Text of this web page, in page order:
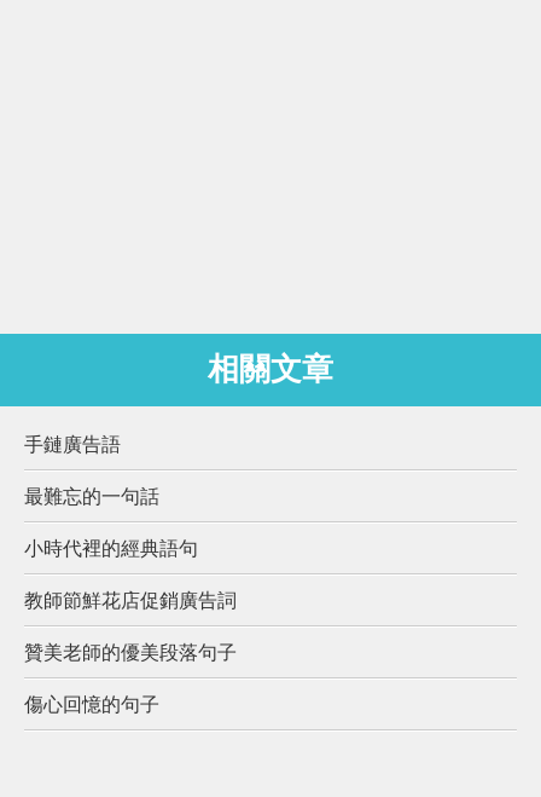
相關文章
手鏈廣告語
最難忘的一句話
小時代裡的經典語句
教師節鮮花店促銷廣告詞
贊美老師的優美段落句子
傷心回憶的句子